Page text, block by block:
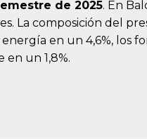
de 2025. En
La composición del
en un 4,6%, los
en un 1,8%.